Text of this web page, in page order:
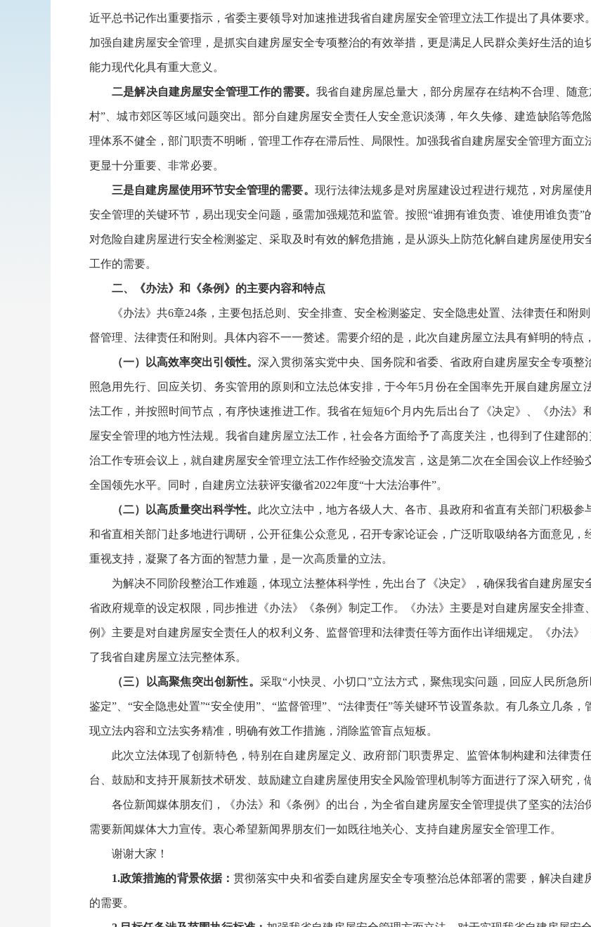
近平总书记作出重要指示，省委主要领导对加速推进我省自建房屋安全管理立法工作提出了具体要
加强自建房屋安全管理，是抓实自建房屋安全专项整治的有效举措，更是满足人民群众美好生活的
能力现代化具有重大意义。
二是解决自建房屋安全管理工作的需要。我省自建房屋总量大，部分房屋存在结构不合理、随
村”、城市郊区等区域问题突出。部分自建房屋安全责任人安全意识淡薄，年久失修、建造缺陷等
理体系不健全，部门职责不明晰，管理工作存在滞后性、局限性。加强我省自建房屋安全管理方面立
更显十分重要、非常必要。
三是自建房屋使用环节安全管理的需要。 现行法律法规多是对房屋建设过程进行规范，对房屋
安全管理的关键环节，易出现安全问题，亟需加强规范和监管。按照“谁拥有谁负责、谁使用谁负责
对危险自建房屋进行安全检测鉴定、采取及时有效的解危措施，是从源头上防范化解自建房屋使用
工作的需要。
二、《办法》和《条例》的主要内容和特点
《办法》共6章24条，主要包括总则、安全排查、安全检测鉴定、安全隐患处置、法律责任和附
督管理、法律责任和附则。具体内容不一一赘述。需要介绍的是，此次自建房屋立法具有鲜明的特点
（一）以高效率突出引领性。深入贯彻落实党中央、国务院和省委、省政府自建房屋安全专项
照急用先行、回应关切、务实管用的原则和立法总体安排，于今年5月份在全国率先开展自建房屋
法工作，并按照时间节点，有序快速推进工作。我省在短短6个月内先后出台了《决定》、《办法
屋安全管理的地方性法规。我省自建房屋立法工作，社会各方面给予了高度关注，也得到了住建部
治工作专班会议上，就自建房屋安全管理立法工作作经验交流发言，这是第二次在全国会议上作经
全国领先水平。同时，自建房立法获评安徽省2022年度“十大法治事件”。
（二）以高质量突出科学性。 此次立法中，地方各级人大、各市、县政府和省直有关部门积极
和省直相关部门赴多地进行调研，公开征集公众意见，召开专家论证会，广泛听取吸纳各方面意见
重视支持，凝聚了各方面的智慧力量，是一次高质量的立法。
为解决不同阶段整治工作难题，体现立法整体科学性，先出台了《决定》，确保我省自建房屋安
省政府规章的设定权限，同步推进《办法》《条例》制定工作。《办法》主要是对自建房屋安全排
例》主要是对自建房屋安全责任人的权利义务、监督管理和法律责任等方面作出详细规定。《办法
了我省自建房屋立法完整体系。
（三）以高聚焦突出创新性。 采取“小快灵、小切口”立法方式，聚焦现实问题，回应人民所急
鉴定”、“安全隐患处置”“安全使用”、“监督管理”、“法律责任”等关键环节设置条款。有几条立几条
现立法内容和立法实务精准，明确有效工作措施，消除监管盲点短板。
此次立法体现了创新特色，特别在自建房屋定义、政府部门职责界定、监管体制构建和法律责
台、鼓励和支持开展新技术研发、鼓励建立自建房屋使用安全风险管理机制等方面进行了深入研究，
各位新闻媒体朋友们，《办法》和《条例》的出台，为全省自建房屋安全管理提供了坚实的法
需要新闻媒体大力宣传。衷心希望新闻界朋友们一如既往地关心、支持自建房屋安全管理工作。
谢谢大家！
1.政策措施的背景依据：贯彻落实中央和省委自建房屋安全专项整治总体部署的需要，解决自
的需要。